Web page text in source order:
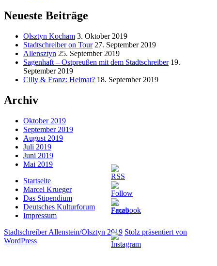
Neueste Beiträge
Olsztyn Kocham 3. Oktober 2019
Stadtschreiber on Tour 27. September 2019
Allensztyn 25. September 2019
Sagenhaft – Ostpreußen mit dem Stadtschreiber 19.
September 2019
Cilly & Franz: Heimat? 18. September 2019
Archiv
Oktober 2019
September 2019
August 2019
Juli 2019
Juni 2019
Mai 2019
Startseite
Marcel Krueger
Das Stipendium
Deutsches Kulturforum
Impressum
Stadtschreiber Allenstein/Olsztyn 2019 Stolz präsentiert von
WordPress